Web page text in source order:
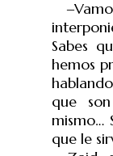
‒
Sabes
hemos
que
mismo…
que le